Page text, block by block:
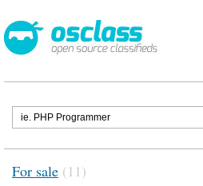
For sale (11)